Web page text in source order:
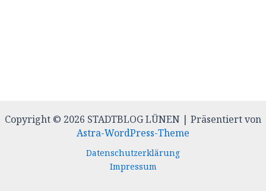
Copyright © 2026 STADTBLOG LÜNEN | Präsentiert von
Astra-WordPress-Theme
Datenschutzerklärung
Impressum